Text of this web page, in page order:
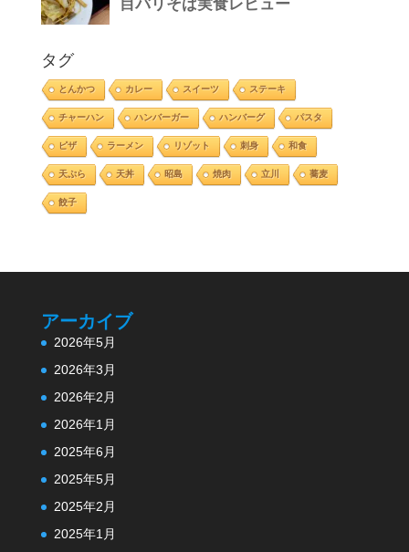
タグ
とんかつ カレー スイーツ ステーキ
チャーハン ハンバーガー ハンバーグ パスタ
ピザ ラーメン リゾット 刺身 和食
天ぷら 天丼 昭島 焼肉 立川 蕎麦
餃子
アーカイブ
2026年5月
2026年3月
2026年2月
2026年1月
2025年6月
2025年5月
2025年2月
2025年1月